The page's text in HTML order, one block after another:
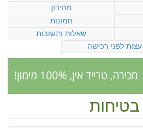
מחירון
תמונות
שאלות ותשובות
עצות לפני רכישה
בטיחות